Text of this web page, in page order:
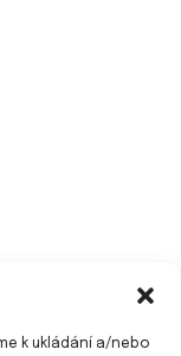
k ukládání a/nebo